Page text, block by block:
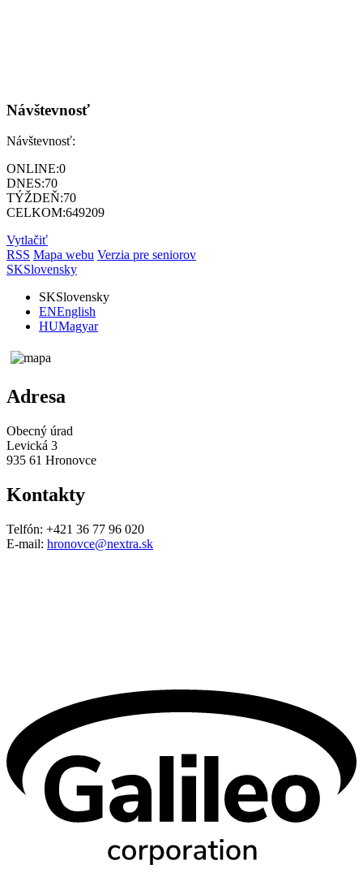
Návštevnosť
Návštevnosť:
ONLINE:0
DNES:70
TÝŽDEŇ:70
CELKOM:649209
Vytlačiť
RSS Mapa webu Verzia pre seniorov
SKSlovensky
SKSlovensky
ENEnglish
HUMagyar
Adresa
Obecný úrad
Levická 3
935 61 Hronovce
Kontakty
Telfón: +421 36 77 96 020
E-mail: hronovce@nextra.sk